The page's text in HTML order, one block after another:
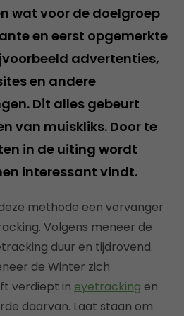
wat voor de doelgroep
en eerst opgemerkte
advertenties,
en andere
Dit alles gebeurt
van muiskliks. Door te
in de uiting wordt
interessant vindt.
methode een vervanger
Volgens meneer de
duur en tijdrovend.
de Winter zich
verdiept in eyetracking en
daarvan. Laat staan om